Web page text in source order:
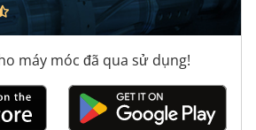
máy móc đã qua sử dụng!